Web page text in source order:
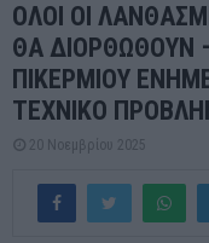
ΟΛΟΙ ΟΙ
ΘΑ ΔΙΟΡΘΩΘΟΥΝ
ΠΙΚΕΡΜΙΟΥ
ΤΕΧΝΙΚΟ
20 Νοεμβρίου 2025